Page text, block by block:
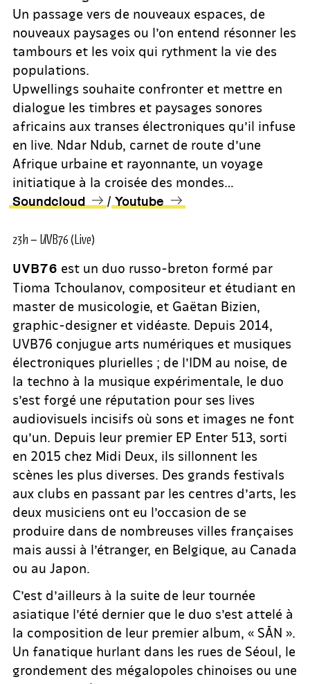
Un passage vers de nouveaux espaces, de
nouveaux paysages ou l’on entend résonner les
tambours et les voix qui rythment la vie des
populations.
Upwellings souhaite confronter et mettre en
dialogue les timbres et paysages sonores
africains aux transes électroniques qu’il infuse
en live. Ndar Ndub, carnet de route d’une
Afrique urbaine et rayonnante, un voyage
initiatique à la croisée des mondes…
Soundcloud / Youtube
23h – UVB76 (Live)
UVB76 est un duo russo-breton formé par
Tioma Tchoulanov, compositeur et étudiant en
master de musicologie, et Gaëtan Bizien,
graphic-designer et vidéaste. Depuis 2014,
UVB76 conjugue arts numériques et musiques
électroniques plurielles ; de l’IDM au noise, de
la techno à la musique expérimentale, le duo
s’est forgé une réputation pour ses lives
audiovisuels incisifs où sons et images ne font
qu’un. Depuis leur premier EP Enter 513, sorti
en 2015 chez Midi Deux, ils sillonnent les
scènes les plus diverses. Des grands festivals
aux clubs en passant par les centres d’arts, les
deux musiciens ont eu l’occasion de se
produire dans de nombreuses villes françaises
mais aussi à l’étranger, en Belgique, au Canada
ou au Japon.
C’est d’ailleurs à la suite de leur tournée
asiatique l’été dernier que le duo s’est attelé à
la composition de leur premier album, « SĀN ».
Un fanatique hurlant dans les rues de Séoul, le
grondement des mégalopoles chinoises ou une